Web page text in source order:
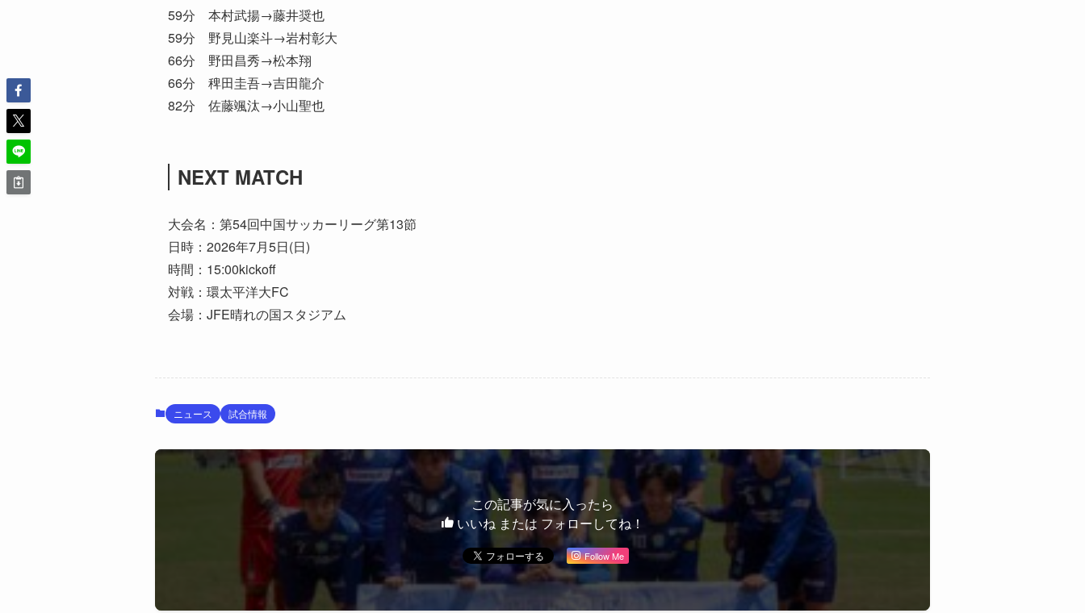
59分 本村武揚→藤井奨也
59分 野見山楽斗→岩村彰大
66分 野田昌秀→松本翔
66分 稗田圭吾→吉田龍介
82分 佐藤颯汰→小山聖也
NEXT MATCH
大会名：第54回中国サッカーリーグ第13節
日時：2026年7月5日(日)
時間：15:00kickoff
対戦：環太平洋大FC
会場：JFE晴れの国スタジアム
ニュース 試合情報
この記事が気に入ったら
いいね または フォローしてね！
Follow Me